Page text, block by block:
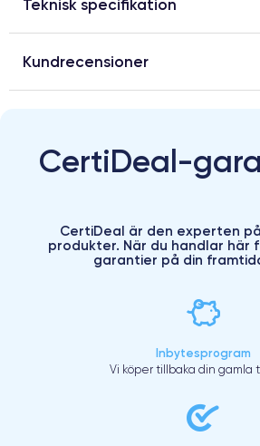
Teknisk specifikation
Kundrecensioner
CertiDeal-
CertiDeal är den experten
produkter. När du handlar här
garantier på din
Inbytesprogram
Vi köper tillbaka din gamla